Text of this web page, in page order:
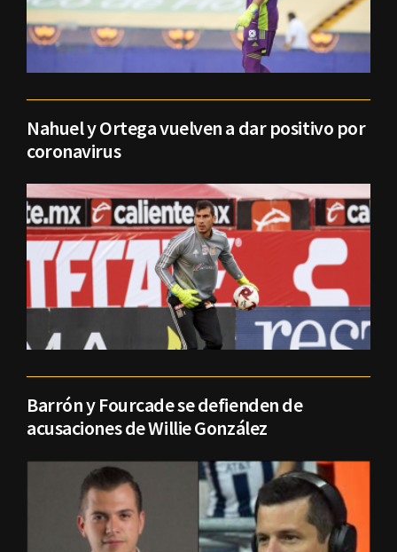
Nahuel y Ortega vuelven a dar positivo por
coronavirus
Barrón y Fourcade se defienden de
acusaciones de Willie González